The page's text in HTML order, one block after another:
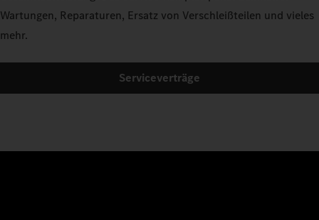
Wartungen, Reparaturen, Ersatz von Verschleißteilen und vieles
mehr.
Serviceverträge